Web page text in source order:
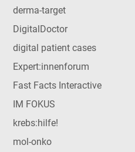
derma-target
DigitalDoctor
digital patient cases
Expert:innenforum
Fast Facts Interactive
IM FOKUS
krebs:hilfe!
mol-onko